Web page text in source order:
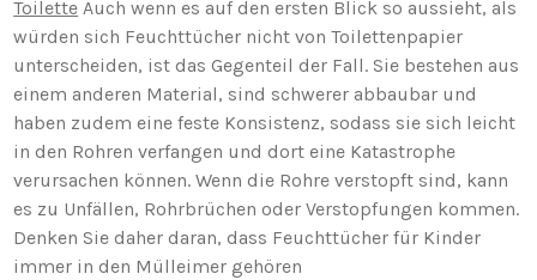
Toilette Auch wenn es auf den ersten Blick so aussieht, als
würden sich Feuchttücher nicht von Toilettenpapier
unterscheiden, ist das Gegenteil der Fall. Sie bestehen aus
einem anderen Material, sind schwerer abbaubar und
haben zudem eine feste Konsistenz, sodass sie sich leicht
in den Rohren verfangen und dort eine Katastrophe
verursachen können. Wenn die Rohre verstopft sind, kann
es zu Unfällen, Rohrbrüchen oder Verstopfungen kommen.
Denken Sie daher daran, dass Feuchttücher für Kinder
immer in den Mülleimer gehören